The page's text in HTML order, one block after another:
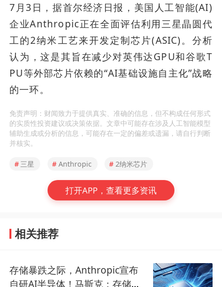
7月3日，据首尔经济日报，美国人工智能(AI)
企业Anthropic正在全面评估利用三星晶圆代
工的2纳米工艺来开发定制芯片(ASIC)。分析
认为，这是其旨在减少对英伟达GPU和谷歌T
PU等外部芯片依赖的“AI基础设施自主化”战略
的一环。
免责声明：财闻致力于提供真实、准确的信息，但不构成任何形式
的实质性投资建议或决策依据。文章中可能存在涉及人工智能模型
辅助生成或分析的信息，可能存在一定的偏差或遗漏，请自行判断
并核实。
# 三星 # Anthropic # 2纳米芯片
打开APP，查看更多资讯
相关推荐
存储暴跌之际，Anthropic宣布
自研AI半导体！马斯克：存储需